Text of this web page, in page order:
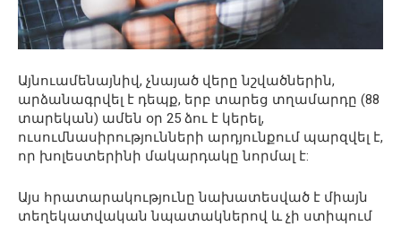
Այնուամենայնիվ, չնայած վերը նշվածներին,
արձանագրվել է դեպք, երբ տարեց տղամարդը (88
տարեկան) ամեն օր 25 ձու է կերել,
ուսումնասիրությունների արդյունքում պարզվել է,
որ խոլեստերինի մակարդակը նորմալ է:
Այս հրատարակությունը նախատեսված է միայն
տեղեկատվական նպատակներով և չի ստիպում